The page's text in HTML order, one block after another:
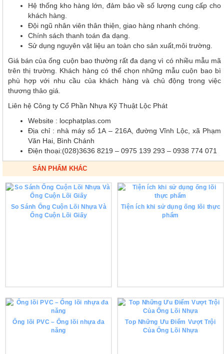
Hệ thống kho hàng lớn, đảm bảo về số lượng cung cấp cho
khách hàng.
Đội ngũ nhân viên thân thiện, giao hàng nhanh chóng.
Chính sách thanh toán đa dạng.
Sử dụng nguyên vật liệu an toàn cho sản xuất,môi trường.
Giá bán của ống cuộn bao thường rất đa dạng vì có nhiều mẫu mã
trên thị trường. Khách hàng có thể chọn những mẫu cuộn bao bì
phù hợp với nhu cầu của khách hàng và chủ động trong việc
thương thảo giá.
Liên hệ Công ty Cổ Phần Nhựa Kỹ Thuật Lộc Phát
Website : locphatplas.com
Địa chỉ : nhà máy số 1A – 216A, đường Vĩnh Lộc, xã Phạm
Văn Hai, Bình Chánh
Điện thoại:(028)3636 8219 – 0975 139 293 – 0938 774 071
SẢN PHẨM KHÁC
So Sánh Ống Cuộn Lõi Nhựa Và
Ống Cuộn Lõi Giấy
Tiện ích khi sử dụng ống lõi thực
phẩm
Ống lõi PVC – Ống lõi nhựa đa
năng
Top Những Ưu Điểm Vượt Trội
Của Ống Lõi Nhựa